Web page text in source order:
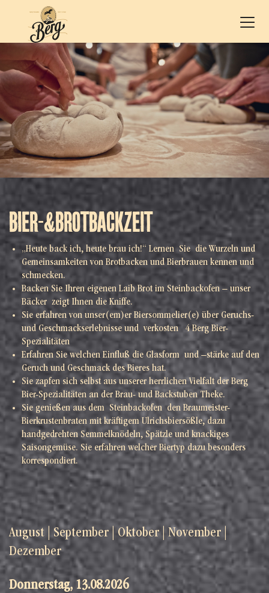
BIER-&BROTBACKZEIT
„Heute back ich, heute brau ich!“ Lernen Sie die Wurzeln und
Gemeinsamkeiten von Brotbacken und Bierbrauen kennen und
schmecken.
Backen Sie Ihren eigenen Laib Brot im Steinbackofen – unser
Bäcker zeigt Ihnen die Kniffe.
Sie erfahren von unser(em)er Biersommelier(e) über Geruchs-
und Geschmackserlebnisse und verkosten 4 Berg Bier-
Spezialitäten
Erfahren Sie welchen Einfluß die Glasform und –stärke auf den
Geruch und Geschmack des Bieres hat.
Sie zapfen sich selbst aus unserer herrlichen Vielfalt der Berg
Bier-Spezialitäten an der Brau- und Backstuben Theke.
Sie genießen aus dem Steinbackofen den Braumeister-
Bierkrustenbraten mit kräftigem Ulrichsbiersößle, dazu
handgedrehten Semmelknödeln, Spätzle und knackiges
Saisongemüse. Sie erfahren welcher Biertyp dazu besonders
korrespondiert.
August September Oktober November
Dezember
Donnerstag, 13.08.2026